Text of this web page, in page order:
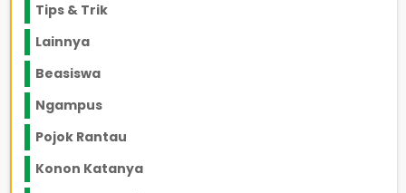
Tips & Trik
Lainnya
Beasiswa
Ngampus
Pojok Rantau
Konon Katanya